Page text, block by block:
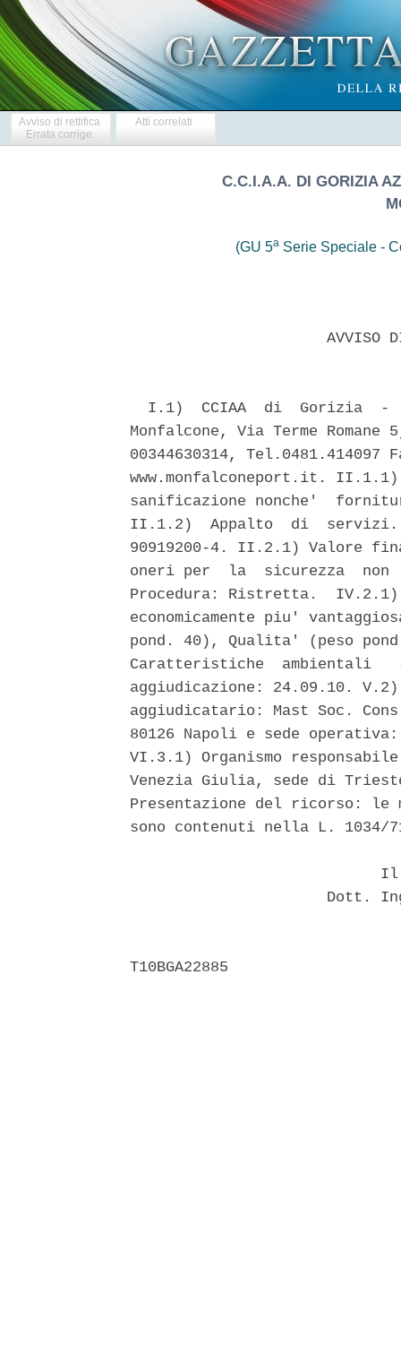
Avviso di rettifica
Errata corrige
Atti correlati
C.C.I.A.A. DI GORIZIA
(GU 5a Serie Speciale -
AVVISO
I.1)  CCIAA  di  Gorizia  -
Monfalcone, Via Terme
00344630314,
www.monfalconeport.it.
sanificazione nonche'
II.1.2)  Appalto  di  servizi.
90919200-4. II.2.1) Valore
oneri per  la  sicurezza
Procedura: Ristretta.
economicamente piu'
pond. 40), Qualita' (peso
Caratteristiche  ambientali
aggiudicazione: 24.09.10.
aggiudicatario: Mast Soc.
80126 Napoli e sede
VI.3.1) Organismo
Venezia Giulia, sede di
Presentazione del ricorso:
sono contenuti nella L. 1034/
Dott.